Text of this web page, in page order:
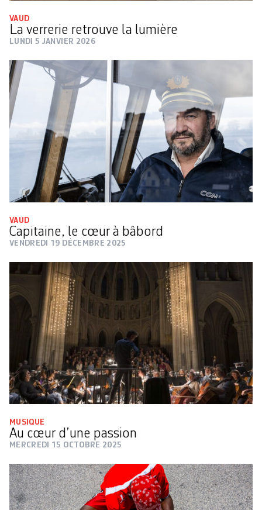
VAUD
La verrerie retrouve la lumière
LUNDI 5 JANVIER 2026
VAUD
Capitaine, le cœur à bâbord
VENDREDI 19 DÉCEMBRE 2025
MUSIQUE
Au cœur d’une passion
MERCREDI 15 OCTOBRE 2025